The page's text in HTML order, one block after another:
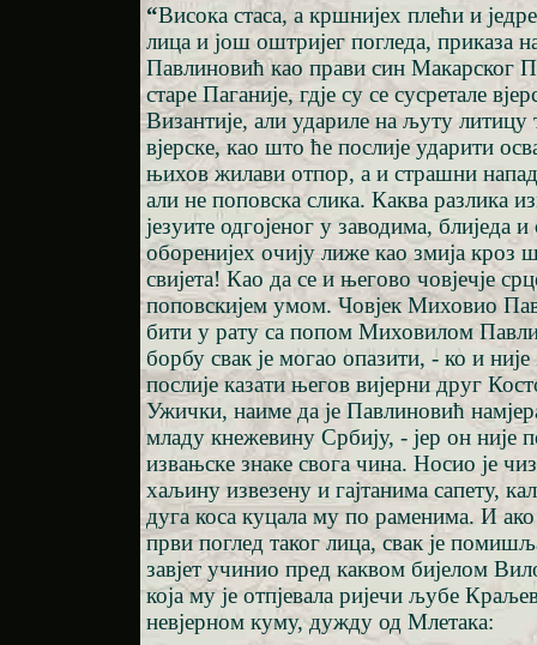
“Висока стаса, а кршнијех плећи и
лица и још оштријег погледа, приказа
Павлиновић као прави син Макарског
старе Паганије, гдје су се сусретале
Византије, али удариле на љуту литицу
вјерске, као што ће послије ударити
њихов жилави отпор, а и страшни
али не поповска слика. Каква разлика
језуите одгојеног у заводима, блиједа и
оборенијех очију лиже као змија кроз
свијета! Као да се и његово човјечје
поповскијем умом. Човјек Миховио
бити у рату са попом Миховилом
борбу свак је могао опазити, - ко и
послије казати његов вијерни друг
Ужички, наиме да је Павлиновић
младу кнежевину Србију, - јер он није
извањске знаке свога чина. Носио је
хаљину извезену и гајтанима сапету,
дуга коса куцала му по раменима. И ако
први поглед таког лица, свак је
завјет учинио пред каквом бијелом
која му је отпјевала ријечи љубе
невјерном куму, дужду од Млетака: